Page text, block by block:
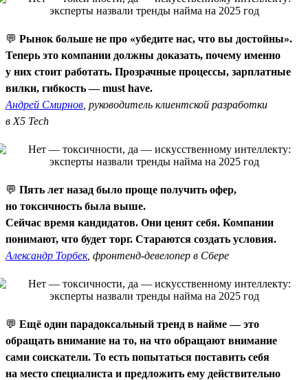
💬 Рынок больше не про «убедите нас, что вы достойны».
Теперь это компании должны доказать, почему именно
у них стоит работать. Прозрачные процессы, зарплатные
вилки, гибкость — must have.
Андрей Смирнов , руководитель клиентской разработки
в X5 Tech
💬 Пять лет назад было проще получить офер,
но токсичность была выше.
Сейчас время кандидатов. Они ценят себя. Компании
понимают, что будет торг. Стараются создать условия.
Александр Торбек, фронтенд-девелопер в Сбере
💬 Ещё один парадоксальный тренд в найме — это
обращать внимание на то, на что обращают внимание
сами соискатели. То есть попытаться поставить себя
на место специалиста и предложить ему действительно